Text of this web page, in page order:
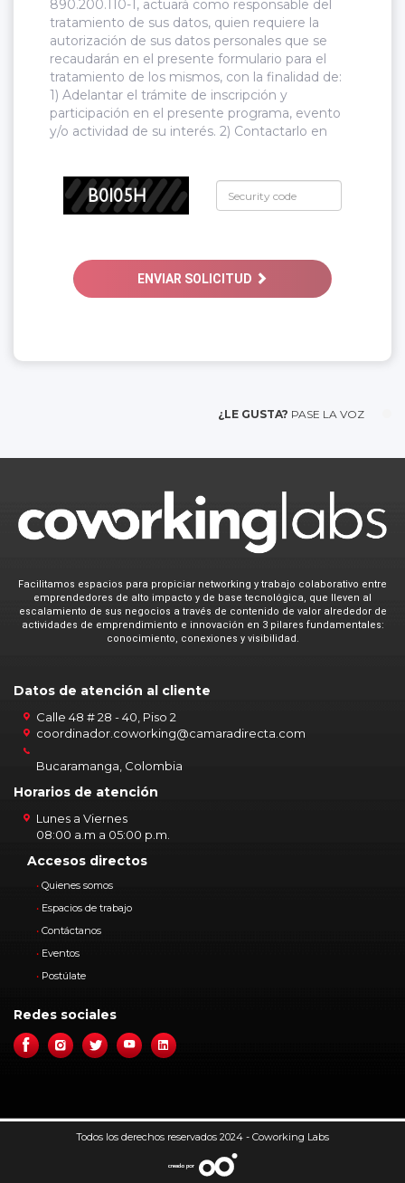
890.200.110-1, actuará como responsable del
tratamiento de sus datos, quien requiere la
autorización de sus datos personales que se
recaudarán en el presente formulario para el
tratamiento de los mismos, con la finalidad de:
1) Adelantar el trámite de inscripción y
participación en el presente programa, evento
y/o actividad de su interés. 2) Contactarlo en
evento y/o actividad de su interés. 3). Realizar
control de asistencia al presente programa,
programa, evento y/o actividad de su interés
según corresponda. 5) Expedir el respectivo
certificado de la jornada académica del
Comercio de Bucaramanga, relacionados con
Solicitarle que evalúe la calidad de los
los cuales la Cámara de Comercio de
el desarrollo de sus funciones camerales
(artículo 86 C.Co, el Decreto Único
Reglamentario 1074 de 2015). Nuestra Política
de Tratamiento de Información Personal puede
www.camaradirecta.comy sus derechos como
titular (acceso, actualización, supresión,
rectificación y cancelación o revocatoria de la
autorización) de datos personales podrán ser
protecciondatospersonales@camaradirecta.com
dirección física Carrera 19 # 36-20, Piso 2, en la
ciudad de Bucaramanga, en la línea de teléfono
www.camaradirecta.com.
Leído lo anterior, autorizo a la Cámara de
Comercio de Bucaramanga el tratamiento de
los datos personales suministrados en este
formulario. Así mismo, declaro que soy el titular
de la información reportada, la cual he
suministrado de forma voluntaria, completa,
confiable, veraz, exacta y verídica.
ENVIAR SOLICITUD
¿LE GUSTA? PASE LA VOZ
Facilitamos espacios para propiciar networking y trabajo colaborativo entre
emprendedores de alto impacto y de base tecnológica, que lleven al
escalamiento de sus negocios a través de contenido de valor alrededor de
actividades de emprendimiento e innovación en 3 pilares fundamentales:
conocimiento, conexiones y visibilidad.
Datos de atención al cliente
Calle 48 # 28 - 40, Piso 2
coordinador.coworking@camaradirecta.com
Bucaramanga, Colombia
Horarios de atención
Lunes a Viernes
08:00 a.m a 05:00 p.m.
Accesos directos
Quienes somos
Espacios de trabajo
Contáctanos
Eventos
Postúlate
Redes sociales
Todos los derechos reservados 2024 - Coworking Labs